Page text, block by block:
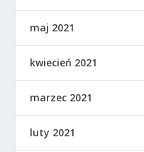
maj 2021
kwiecień 2021
marzec 2021
luty 2021